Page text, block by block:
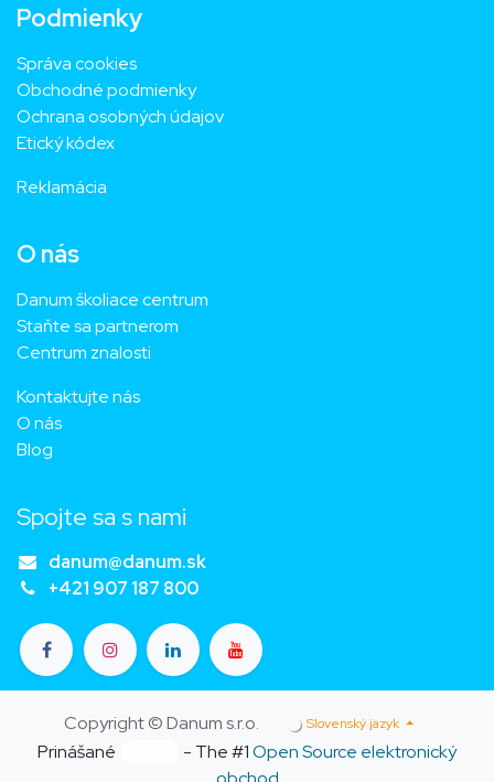
Podmienky
Správa cookies
Obchodné podmienky
Ochrana osobných údajov
Etický kódex
Reklamácia
O nás
Danum školiace centrum
Staňte sa partnerom
Centrum znalosti
Kontaktujte nás
O nás
Blog
Spojte sa s nami
danum@danum.sk
+421 907 187 800
Copyright © Danum s.r.o. Slovenský jazyk
Prinášané - The #1Open Source elektronický